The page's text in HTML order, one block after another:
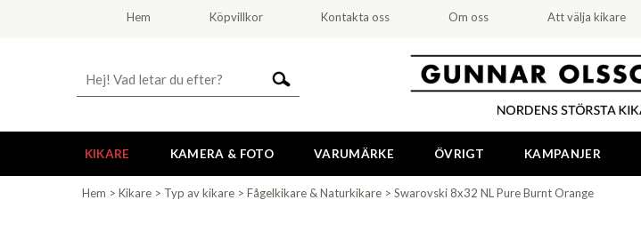
Hem Köpvillkor Kontakta oss Om oss Att välja kikare
KIKARE KAMERA & FOTO VARUMÄRKE ÖVRIGT KAMPANJER
Hem > Kikare > Typ av kikare > Fågelkikare & Naturkikare > Swarovski 8x32 NL Pure Burnt Orange